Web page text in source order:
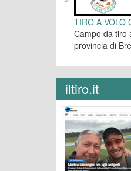
TIRO A VOLO
Campo da tiro
provincia di
iltiro.it